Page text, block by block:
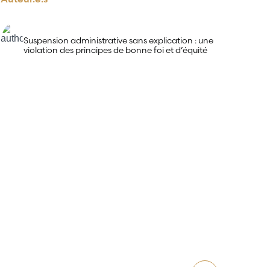
Suspension administrative sans explication : une
violation des principes de bonne foi et d’équité